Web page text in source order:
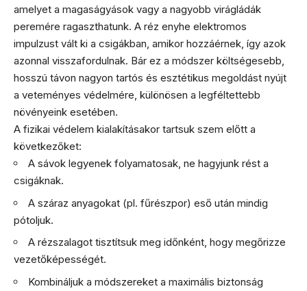
amelyet a magaságyások vagy a nagyobb virágládák
peremére ragaszthatunk. A réz enyhe elektromos
impulzust vált ki a csigákban, amikor hozzáérnek, így azok
azonnal visszafordulnak. Bár ez a módszer költségesebb,
hosszú távon nagyon tartós és esztétikus megoldást nyújt
a veteményes védelmére, különösen a legféltettebb
növényeink esetében.
A fizikai védelem kialakításakor tartsuk szem előtt a
következőket:
A sávok legyenek folyamatosak, ne hagyjunk rést a
csigáknak.
A száraz anyagokat (pl. fűrészpor) eső után mindig
pótoljuk.
A rézszalagot tisztítsuk meg időnként, hogy megőrizze
vezetőképességét.
Kombináljuk a módszereket a maximális biztonság